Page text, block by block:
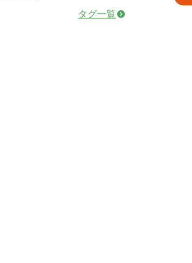
タグ一覧